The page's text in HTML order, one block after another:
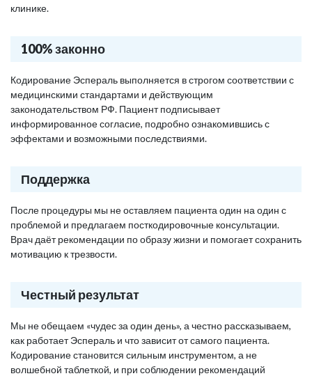
клинике.
100% законно
Кодирование Эспераль выполняется в строгом соответствии с
медицинскими стандартами и действующим
законодательством РФ. Пациент подписывает
информированное согласие, подробно ознакомившись с
эффектами и возможными последствиями.
Поддержка
После процедуры мы не оставляем пациента один на один с
проблемой и предлагаем посткодировочные консультации.
Врач даёт рекомендации по образу жизни и помогает сохранить
мотивацию к трезвости.
Честный результат
Мы не обещаем «чудес за один день», а честно рассказываем,
как работает Эспераль и что зависит от самого пациента.
Кодирование становится сильным инструментом, а не
волшебной таблеткой, и при соблюдении рекомендаций